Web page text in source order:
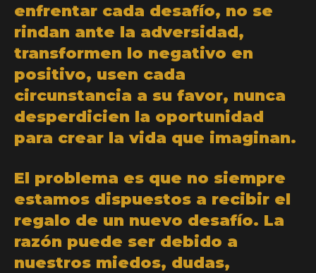
enfrentar cada desafío, no se
rindan ante la adversidad,
transformen lo negativo en
positivo, usen cada
circunstancia a su favor, nunca
desperdicien la oportunidad
para crear la vida que imaginan.
El problema es que no siempre
estamos dispuestos a recibir el
regalo de un nuevo desafío. La
razón puede ser debido a
nuestros miedos, dudas,